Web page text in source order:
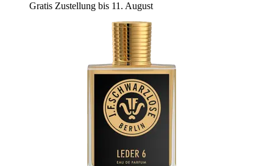
Gratis Zustellung bis 11. August